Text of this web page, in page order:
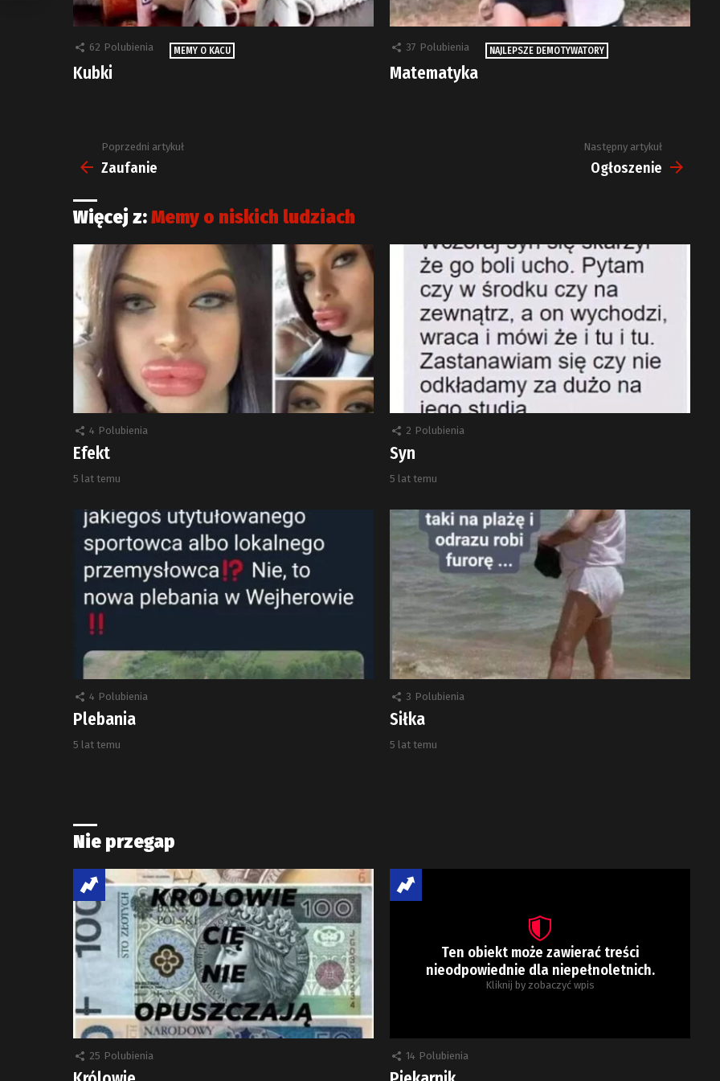
62 Polubienia MEMY O KACU
Kubki
37 Polubienia NAJLEPSZE DEMOTYWATORY
Matematyka
Zobacz
więcej
Poprzedni artykuł
Zaufanie
Następny artykuł
Ogłoszenie
Więcej z:Memy o niskich ludziach
4 Polubienia
Efekt
5 lat temu
2 Polubienia
Syn
5 lat temu
4 Polubienia
Plebania
5 lat temu
3 Polubienia
Siłka
5 lat temu
Nie przegap
25 Polubienia
Ten obiekt może zawierać treści
nieodpowiednie dla niepełnoletnich.
Kliknij by zobaczyć wpis
14 Polubienia